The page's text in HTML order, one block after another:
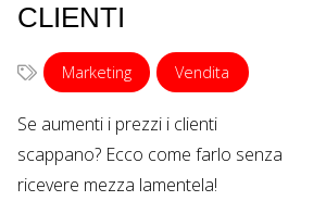
CLIENTI
Marketing Vendita
Se aumenti i prezzi i clienti
scappano? Ecco come farlo senza
ricevere mezza lamentela!